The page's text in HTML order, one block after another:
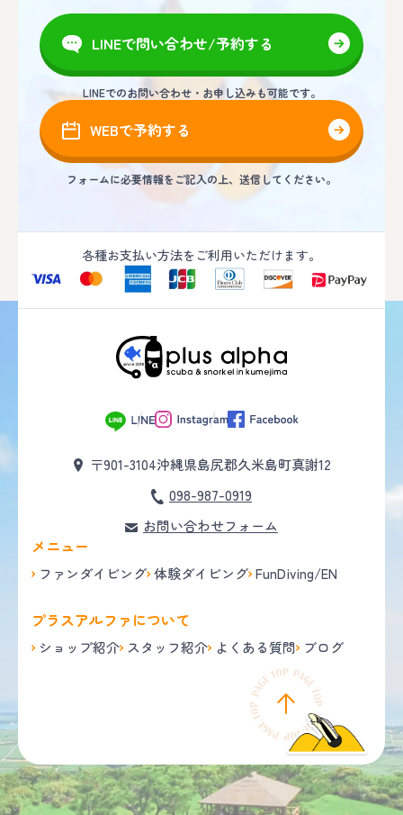
LINEで問い合わせ/予約する
LINEでのお問い合わせ・お申し込みも可能です。
WEBで予約する
フォームに必要情報をご記入の上、送信してください。
各種お支払い方法をご利用いただけます。
〒901-3104沖縄県島尻郡久米島町真謝12
098-987-0919
お問い合わせフォーム
メニュー
ファンダイビング 体験ダイビング FunDiving/EN
プラスアルファについて
ショップ紹介 スタッフ紹介 よくある質問 ブログ